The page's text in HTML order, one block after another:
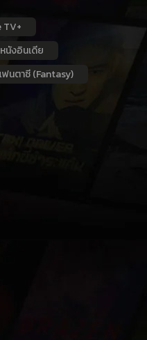
TV+
หนังอินเดีย
ฟนตาซี (Fantasy)